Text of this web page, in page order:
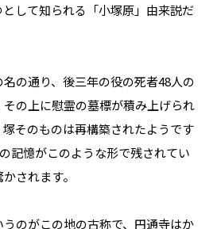
して知られる「小塚原」由来説だ
の通り、後三年の役の死者48人の
の上に慰霊の墓標が積み上げられ
そのものは再構築されたようです
記憶がこのような形で残されてい
されます。
のがこの地の古称で、円通寺はか